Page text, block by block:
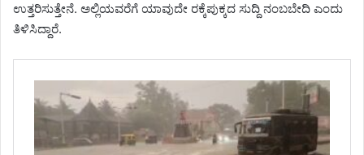
ಉತ್ತರಿಸುತ್ತೇನೆ. ಅಲ್ಲಿಯವರೆಗೆ ಯಾವುದೇ ರಕ್ಕೆಪುಕ್ಕದ ಸುದ್ದಿ ನಂಬಬೇದಿ ಎಂದು
ತಿಳಿಸಿದ್ದಾರೆ.